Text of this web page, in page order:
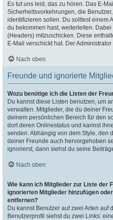
Es tut uns leid, das zu hören. Das E-
Sicherheitsvorkehrungen, die
identifizieren sollen. Du solltest einem
du bekommen hast, weiterleiten.
(Headers) mitzuschicken. Diese
E-Mail verschickt hat. Der
Nach oben
Freunde und ignorierte
Wozu benötige ich die Listen der
Du kannst diese Listen benutzen, um
verwalten. Mitglieder, die du deiner
deinem persönlichen Bereich für den
dort deren Onlinestatus und kannst
senden. Abhängig von dem Style, den
deiner Freunde auch hervorgehoben
ignorierst, dann siehst du seine
Nach oben
Wie kann ich Mitglieder zur Liste der
ignorierten Mitglieder hinzufügen
entfernen?
Du kannst Benutzer auf zwei Arten auf
Benutzerprofil siehst du zwei Links: